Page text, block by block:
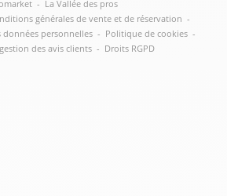
- La Vallée des pros
générales de vente et de réservation -
personnelles - Politique de cookies -
des avis clients - Droits RGPD